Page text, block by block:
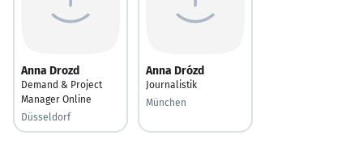
Anna Drozd
Demand & Project
Manager Online
Düsseldorf
Anna Drózd
Journalistik
München